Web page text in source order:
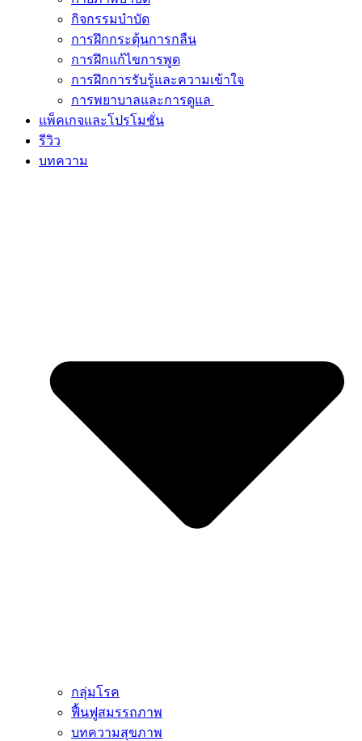
กิจกรรมบำบัด
การฝึกกระตุ้นการกลืน
การฝึกแก้ไขการพูด
การฝึกการรับรู้และความเข้าใจ
การพยาบาลและการดูแล
แพ็คเกจและโปรโมชั่น
รีวิว
บทความ
กลุ่มโรค
ฟื้นฟูสมรรถภาพ
บทความสุขภาพ